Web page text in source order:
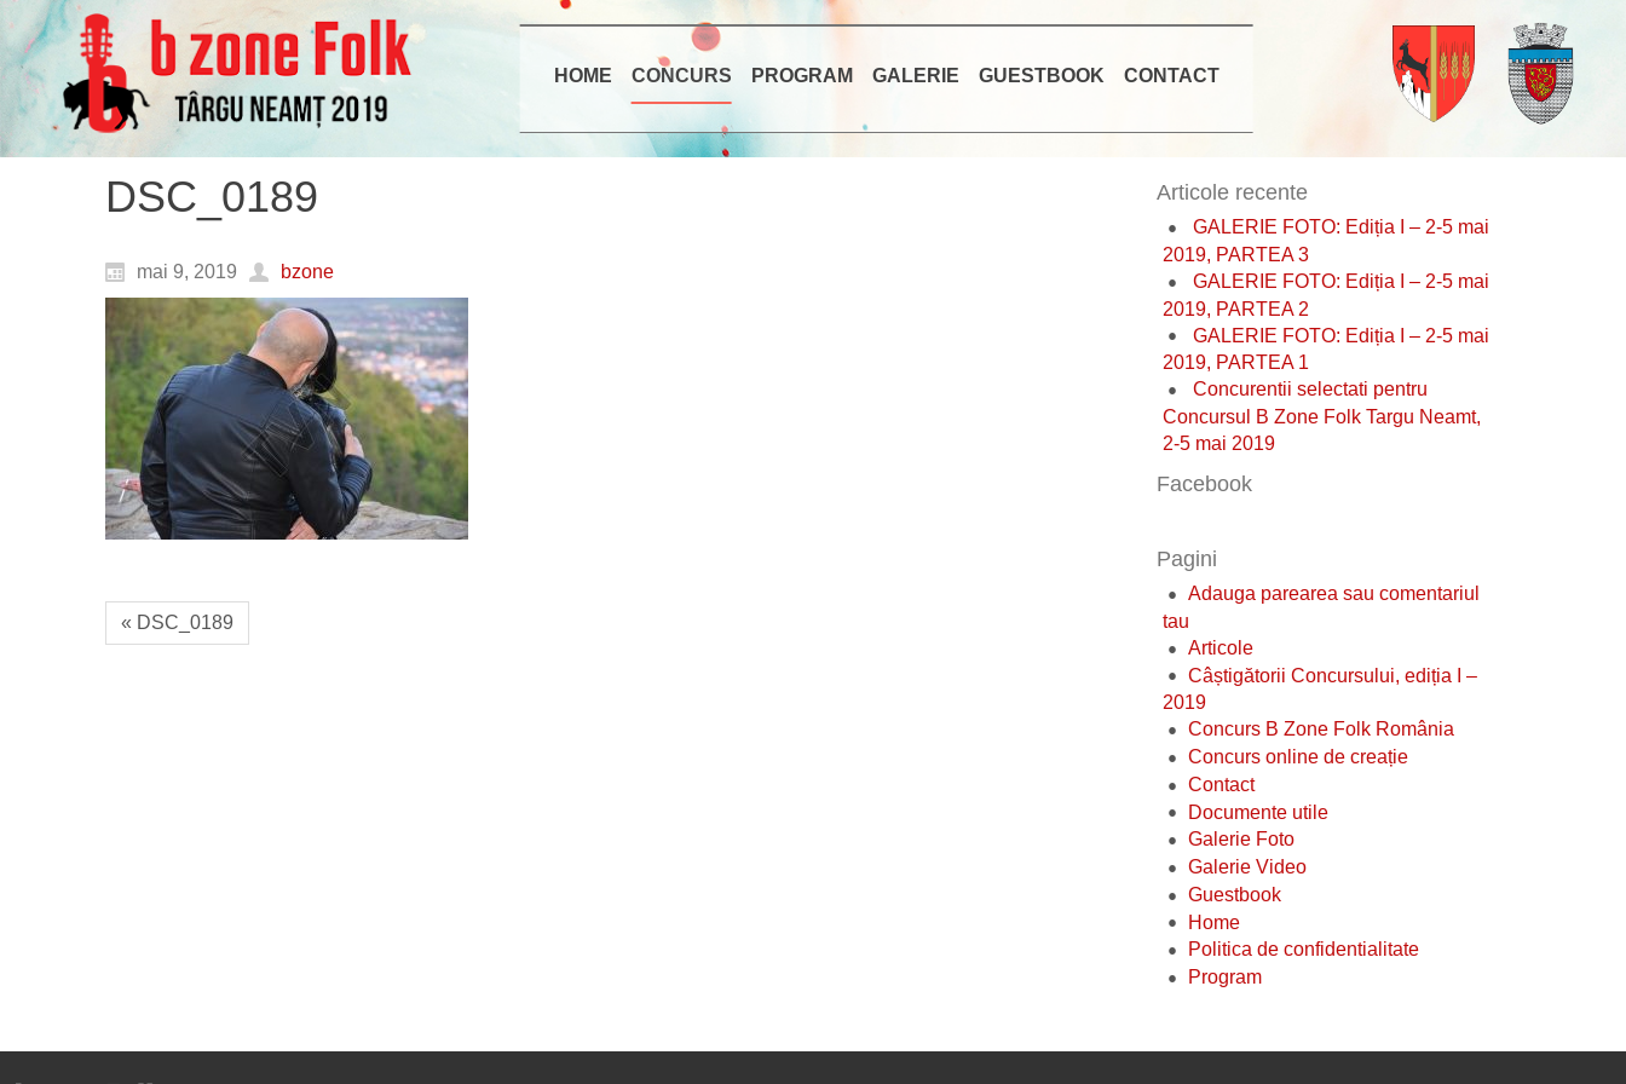
HOME CONCURS PROGRAM GALERIE GUESTBOOK CONTACT
DSC_0189
mai 9, 2019 bzone
« DSC_0189
Articole recente
GALERIE FOTO: Ediția I – 2-5 mai
2019, PARTEA 3
GALERIE FOTO: Ediția I – 2-5 mai
2019, PARTEA 2
GALERIE FOTO: Ediția I – 2-5 mai
2019, PARTEA 1
Concurentii selectati pentru
Concursul B Zone Folk Targu Neamt,
2-5 mai 2019
Facebook
Pagini
Adauga parearea sau comentariul
tau
Articole
Câștigătorii Concursului, ediția I –
2019
Concurs B Zone Folk România
Concurs online de creație
Contact
Documente utile
Galerie Foto
Galerie Video
Guestbook
Home
Politica de confidentialitate
Program